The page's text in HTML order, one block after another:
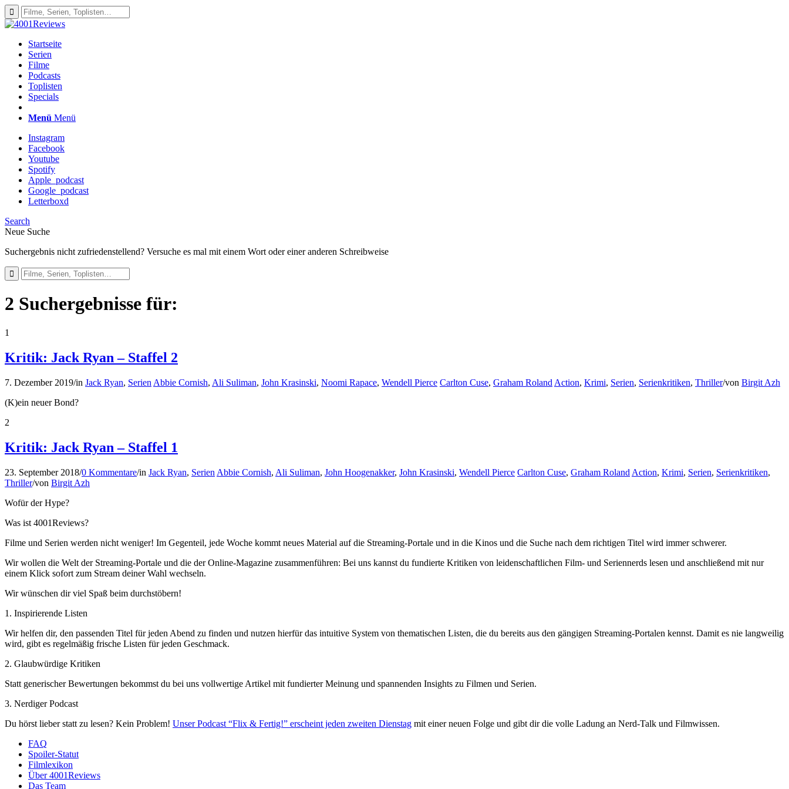
Startseite
Serien
Filme
Podcasts
Toplisten
Specials
Menü Menü
Instagram
Facebook
Youtube
Spotify
Apple_podcast
Google_podcast
Letterboxd
Search
Neue Suche
Suchergebnis nicht zufriedenstellend? Versuche es mal mit einem Wort oder einer anderen Schreibweise
2 Suchergebnisse für:
1
Kritik: Jack Ryan – Staffel 2
7. Dezember 2019/in Jack Ryan, Serien Abbie Cornish, Ali Suliman, John Krasinski, Noomi Rapace, Wendell Pierce Carlton Cuse, Graham Roland Action, Krimi, Serien, Serienkritiken, Thriller/von Birgit Azh
(K)ein neuer Bond?
2
Kritik: Jack Ryan – Staffel 1
23. September 2018/0 Kommentare/in Jack Ryan, Serien Abbie Cornish, Ali Suliman, John Hoogenakker, John Krasinski, Wendell Pierce Carlton Cuse, Graham Roland Action, Krimi, Serien, Serienkritiken,
Thriller/von Birgit Azh
Wofür der Hype?
Was ist 4001Reviews?
Filme und Serien werden nicht weniger! Im Gegenteil, jede Woche kommt neues Material auf die Streaming-Portale und in die Kinos und die Suche nach dem richtigen Titel wird immer schwerer.
Wir wollen die Welt der Streaming-Portale und die der Online-Magazine zusammenführen: Bei uns kannst du fundierte Kritiken von leidenschaftlichen Film- und Seriennerds lesen und anschließend mit nur
einem Klick sofort zum Stream deiner Wahl wechseln.
Wir wünschen dir viel Spaß beim durchstöbern!
1. Inspirierende Listen
Wir helfen dir, den passenden Titel für jeden Abend zu finden und nutzen hierfür das intuitive System von thematischen Listen, die du bereits aus den gängigen Streaming-Portalen kennst. Damit es nie langweilig
wird, gibt es regelmäßig frische Listen für jeden Geschmack.
2. Glaubwürdige Kritiken
Statt generischer Bewertungen bekommst du bei uns vollwertige Artikel mit fundierter Meinung und spannenden Insights zu Filmen und Serien.
3. Nerdiger Podcast
Du hörst lieber statt zu lesen? Kein Problem! Unser Podcast “Flix & Fertig!” erscheint jeden zweiten Dienstag mit einer neuen Folge und gibt dir die volle Ladung an Nerd-Talk und Filmwissen.
FAQ
Spoiler-Statut
Filmlexikon
Über 4001Reviews
Das Team